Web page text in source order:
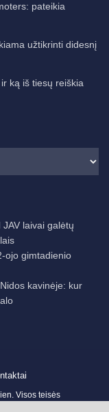
pateikia
užtikrinti didesnį
ką iš tiesų reiškia
laivai galėtų
ojo gimtadienio
kavinėje: kur
Visos teisės